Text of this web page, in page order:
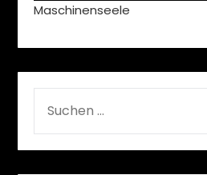
Maschinenseele
NACH: